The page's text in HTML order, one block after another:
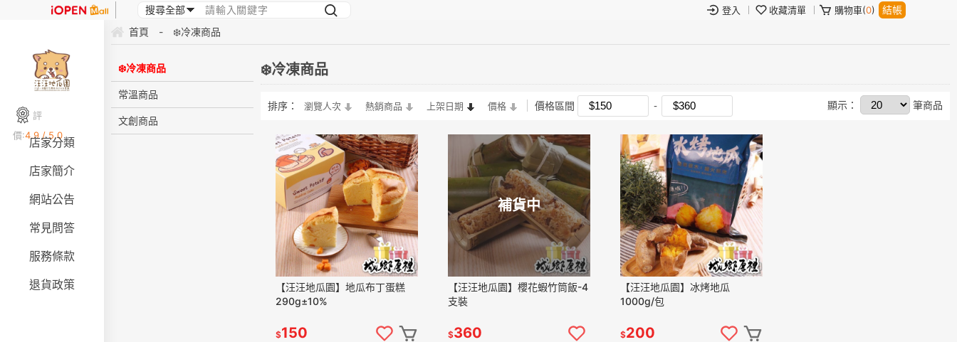
登入 收藏清單 購物車(0) 結帳
評
價:4.9 / 5.0
店家分類
店家簡介
網站公告
常見問答
服務條款
退貨政策
首頁 - ❄️冷凍商品
❄️冷凍商品
常溫商品
文創商品
❄️冷凍商品
排序： 瀏覽人次 熱銷商品 上架日期 價格 價格區間 顯示： 筆商品
【汪汪地瓜園】地瓜布丁蛋糕
290g±10%
$150
補貨中
【汪汪地瓜園】櫻花蝦竹筒飯-4
支裝
$360
【汪汪地瓜園】冰烤地瓜
1000g/包
$200